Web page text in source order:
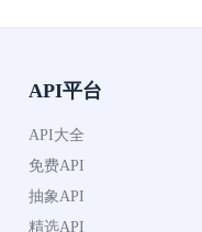
API平台
API大全
免费API
抽象API
精选API